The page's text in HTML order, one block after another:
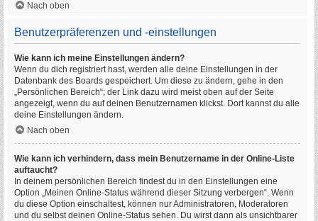
Nach oben
Benutzerpräferenzen und -einstellungen
Wie kann ich meine Einstellungen ändern?
Wenn du dich registriert hast, werden alle deine Einstellungen in der
Datenbank des Boards gespeichert. Um diese zu ändern, gehe in den
„Persönlichen Bereich“; der Link dazu wird meist oben auf der Seite
angezeigt, wenn du auf deinen Benutzernamen klickst. Dort kannst du alle
deine Einstellungen ändern.
Nach oben
Wie kann ich verhindern, dass mein Benutzername in der Online-Liste
auftaucht?
In deinem persönlichen Bereich findest du in den Einstellungen eine
Option „Meinen Online-Status während dieser Sitzung verbergen“. Wenn
du diese Option einschaltest, können nur Administratoren, Moderatoren
und du selbst deinen Online-Status sehen. Du wirst dann als unsichtbarer